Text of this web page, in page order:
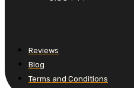
Reviews
Blog
Terms and Conditions